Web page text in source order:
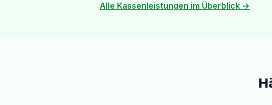
Alle Kassenleistungen im Überblick →